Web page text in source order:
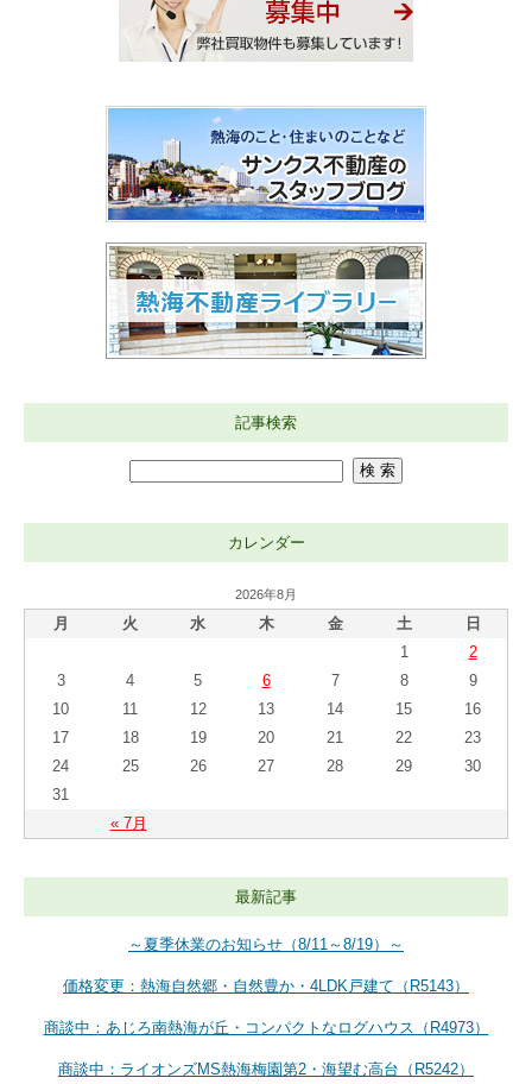
記事検索
カレンダー
2026年8月
月 火 水 木 金 土 日
« 7月
1
2
3
4 5 6 7 8
9
10
11 12 13 14 15
16
17
18 19 20 21 22
23
24
25 26 27 28 29
30
31
最新記事
～夏季休業のお知らせ（8/11～8/19）～
価格変更：熱海自然郷・自然豊か・4LDK戸建て（R5143）
商談中：あじろ南熱海が丘・コンパクトなログハウス（R4973）
商談中：ライオンズMS熱海梅園第2・海望む高台（R5242）